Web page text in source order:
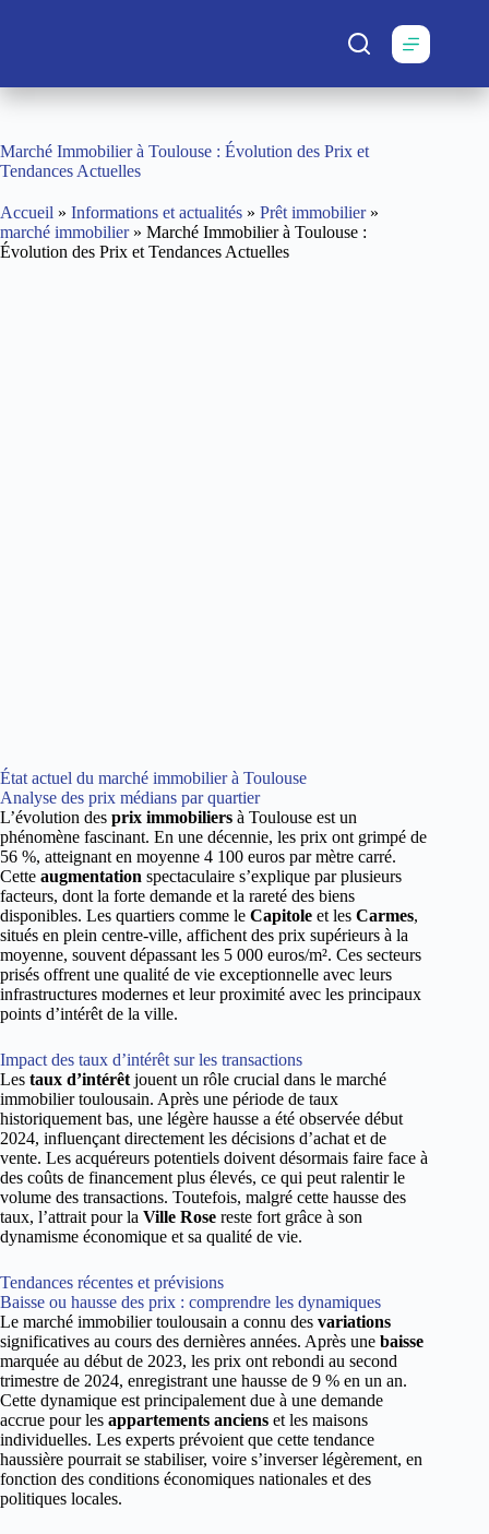
Marché Immobilier à Toulouse : Évolution des Prix et
Tendances Actuelles
Accueil » Informations et actualités » Prêt immobilier»
marché immobilier» Marché Immobilier à Toulouse :
Évolution des Prix et Tendances Actuelles
État actuel du marché immobilier à Toulouse
Analyse des prix médians par quartier
L’évolution des prix immobiliers à Toulouse est un
phénomène fascinant. En une décennie, les prix ont grimpé de
56 %, atteignant en moyenne 4 100 euros par mètre carré.
Cette augmentation spectaculaire s’explique par plusieurs
facteurs, dont la forte demande et la rareté des biens
disponibles. Les quartiers comme le Capitole et les Carmes,
situés en plein centre-ville, affichent des prix supérieurs à la
moyenne, souvent dépassant les 5 000 euros/m². Ces secteurs
prisés offrent une qualité de vie exceptionnelle avec leurs
infrastructures modernes et leur proximité avec les principaux
points d’intérêt de la ville.
Impact des taux d’intérêt sur les transactions
Les taux d’intérêt jouent un rôle crucial dans le marché
immobilier toulousain. Après une période de taux
historiquement bas, une légère hausse a été observée début
2024, influençant directement les décisions d’achat et de
vente. Les acquéreurs potentiels doivent désormais faire face à
des coûts de financement plus élevés, ce qui peut ralentir le
volume des transactions. Toutefois, malgré cette hausse des
taux, l’attrait pour la Ville Rose reste fort grâce à son
dynamisme économique et sa qualité de vie.
Tendances récentes et prévisions
Baisse ou hausse des prix : comprendre les dynamiques
Le marché immobilier toulousain a connu des variations
significatives au cours des dernières années. Après une baisse
marquée au début de 2023, les prix ont rebondi au second
trimestre de 2024, enregistrant une hausse de 9 % en un an.
Cette dynamique est principalement due à une demande
accrue pour les appartements anciens et les maisons
individuelles. Les experts prévoient que cette tendance
haussière pourrait se stabiliser, voire s’inverser légèrement, en
fonction des conditions économiques nationales et des
politiques locales.